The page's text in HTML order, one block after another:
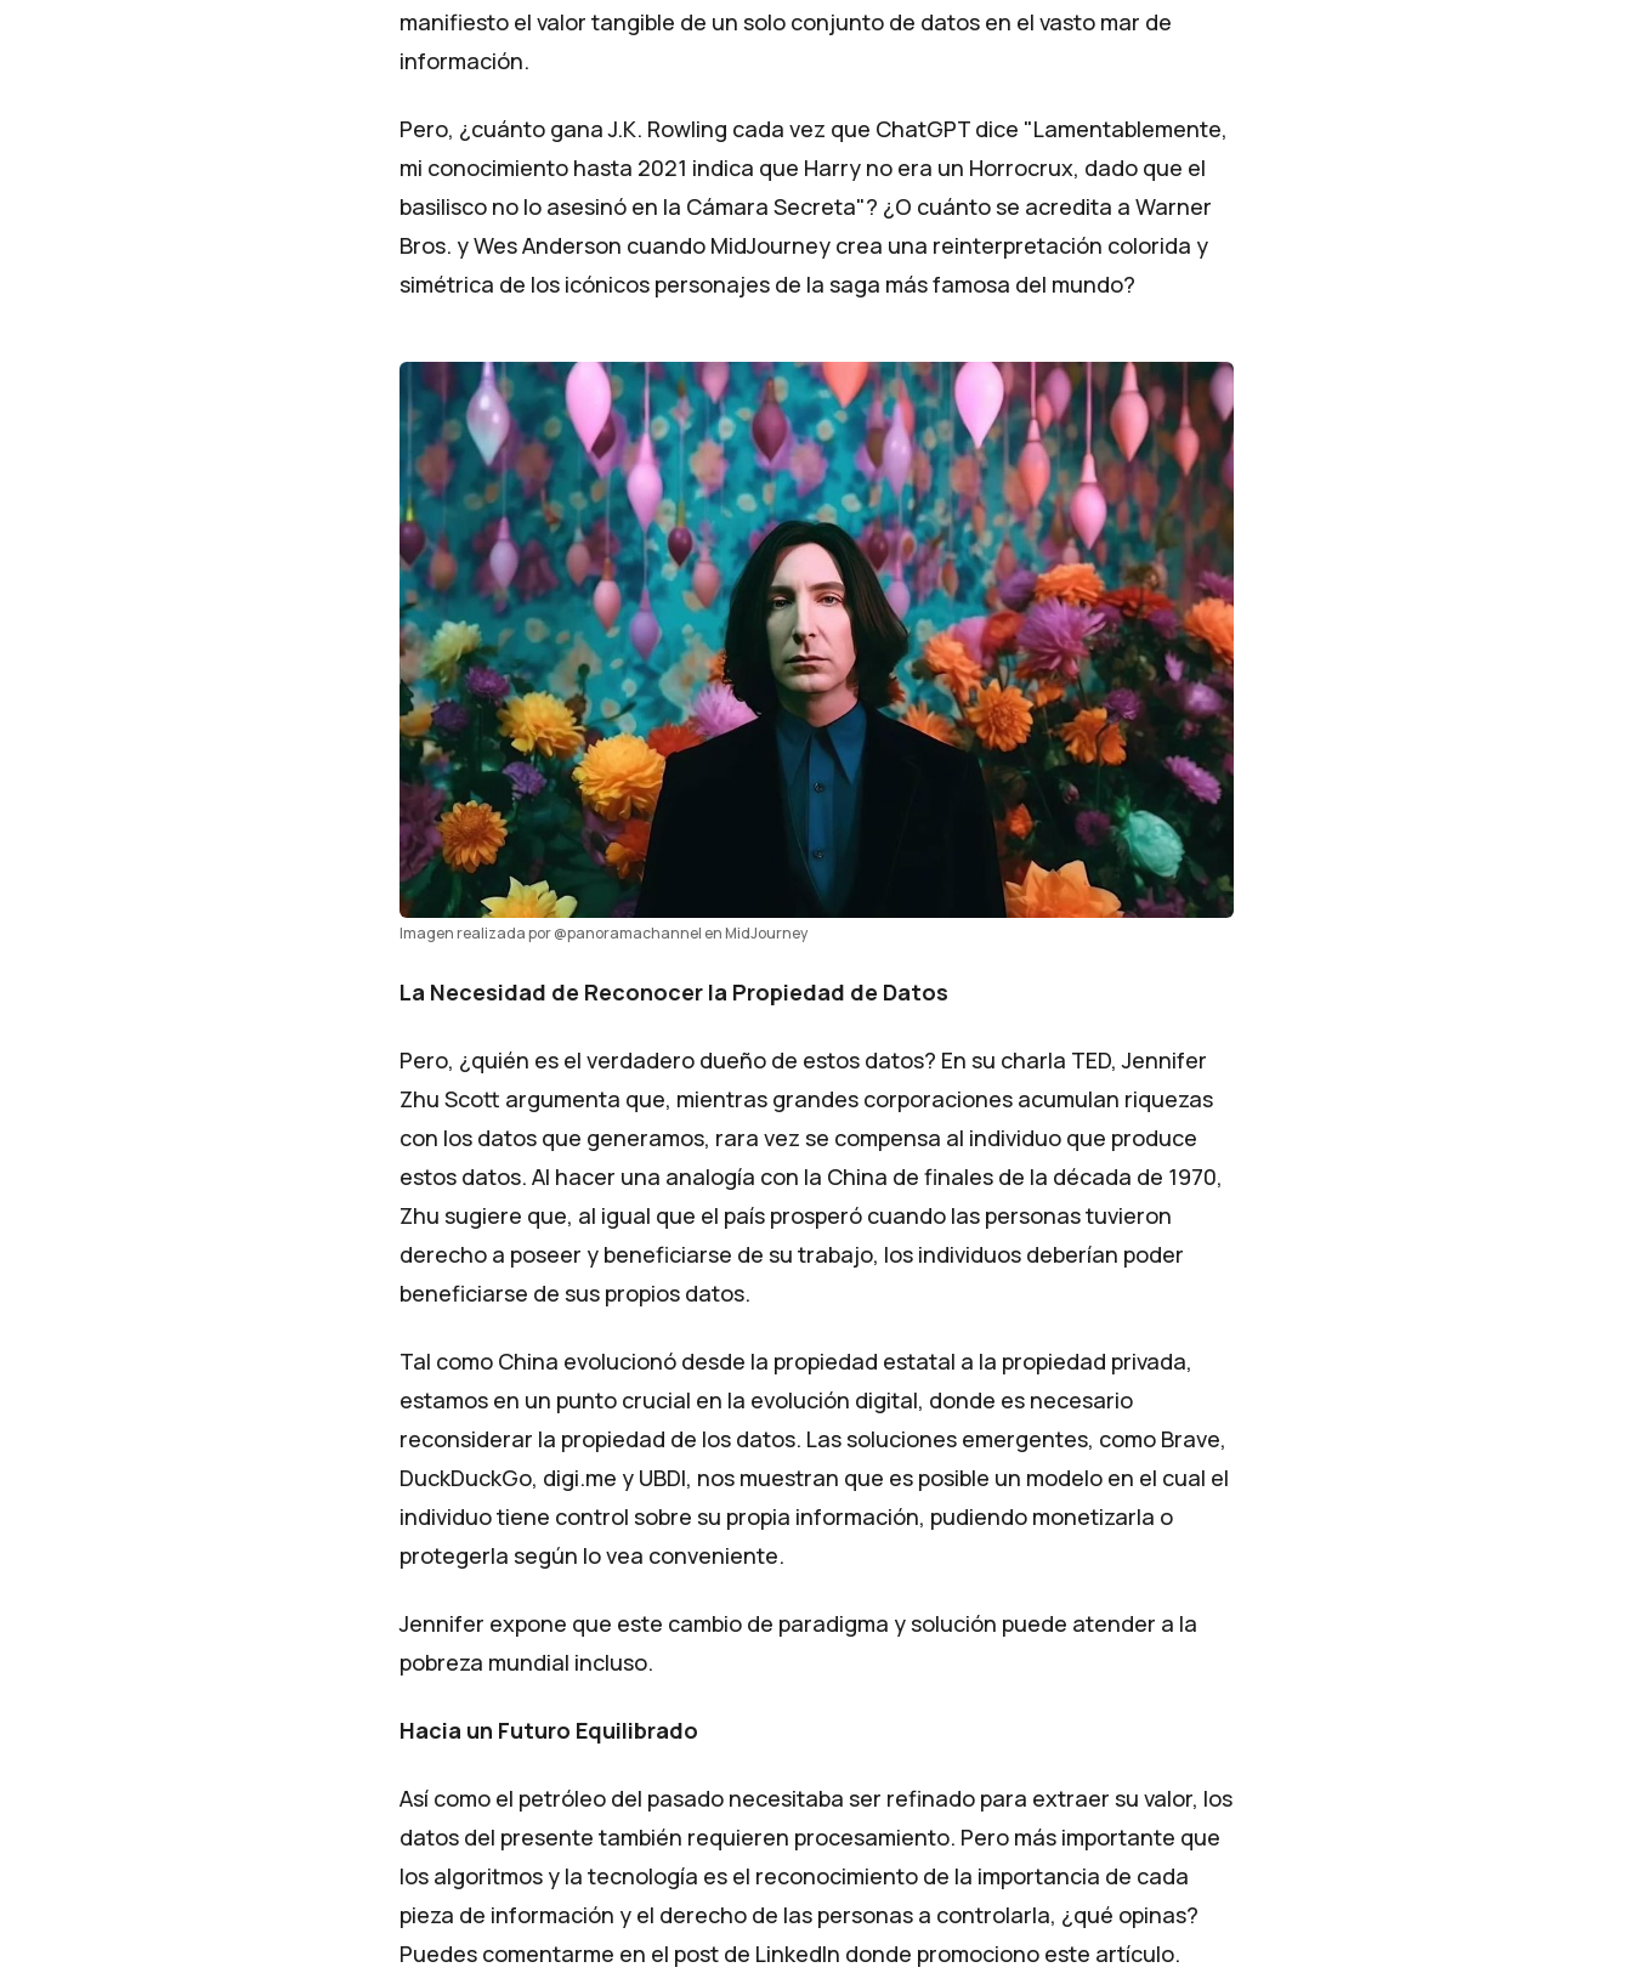
manifiesto el valor tangible de un solo conjunto de datos en el vasto mar de
información.
Pero, ¿cuánto gana J.K. Rowling cada vez que ChatGPT dice "Lamentablemente,
mi conocimiento hasta 2021 indica que Harry no era un Horrocrux, dado que el
basilisco no lo asesinó en la Cámara Secreta"? ¿O cuánto se acredita a Warner
Bros. y Wes Anderson cuando MidJourney crea una reinterpretación colorida y
simétrica de los icónicos personajes de la saga más famosa del mundo?
Imagen realizada por @panoramachannel en MidJourney
La Necesidad de Reconocer la Propiedad de Datos
Pero, ¿quién es el verdadero dueño de estos datos? En su charla TED, Jennifer
Zhu Scott argumenta que, mientras grandes corporaciones acumulan riquezas
con los datos que generamos, rara vez se compensa al individuo que produce
estos datos. Al hacer una analogía con la China de finales de la década de 1970,
Zhu sugiere que, al igual que el país prosperó cuando las personas tuvieron
derecho a poseer y beneficiarse de su trabajo, los individuos deberían poder
beneficiarse de sus propios datos.
Tal como China evolucionó desde la propiedad estatal a la propiedad privada,
estamos en un punto crucial en la evolución digital, donde es necesario
reconsiderar la propiedad de los datos. Las soluciones emergentes, como Brave,
DuckDuckGo, digi.me y UBDI, nos muestran que es posible un modelo en el cual el
individuo tiene control sobre su propia información, pudiendo monetizarla o
protegerla según lo vea conveniente.
Jennifer expone que este cambio de paradigma y solución puede atender a la
pobreza mundial incluso.
Hacia un Futuro Equilibrado
Así como el petróleo del pasado necesitaba ser refinado para extraer su valor, los
datos del presente también requieren procesamiento. Pero más importante que
los algoritmos y la tecnología es el reconocimiento de la importancia de cada
pieza de información y el derecho de las personas a controlarla, ¿qué opinas?
Puedes comentarme en el post de LinkedIn donde promociono este artículo.